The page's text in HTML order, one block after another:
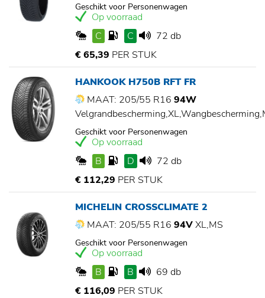
Geschikt voor Personenwagen
Op voorraad
C
C
72 db
€ 65,39 PER STUK
HANKOOK H750B RFT FR
MAAT: 205/55 R16 94W
Geschikt voor Personenwagen
Op voorraad
B
D
72 db
€ 112,29 PER STUK
MICHELIN CROSSCLIMATE 2
MAAT: 205/55 R16 94VXL,MS
Geschikt voor Personenwagen
Op voorraad
B
B
69 db
€ 116,09 PER STUK